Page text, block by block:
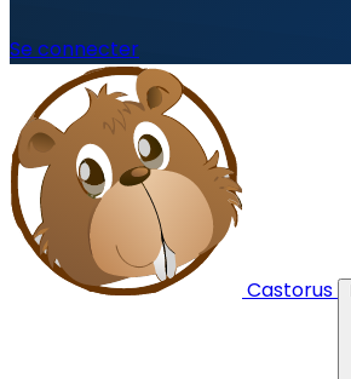
Se connecter
Castorus